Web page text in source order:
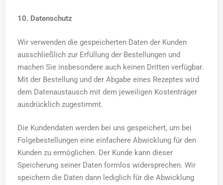
10. Datenschutz
Wir verwenden die gespeicherten Daten der Kunden
ausschließlich zur Erfüllung der Bestellungen und
machen Sie insbesondere auch keinen Dritten verfügbar.
Mit der Bestellung und der Abgabe eines Rezeptes wird
dem Datenaustausch mit dem jeweiligen Kostenträger
ausdrücklich zugestimmt.
Die Kundendaten werden bei uns gespeichert, um bei
Folgebestellungen eine einfachere Abwicklung für den
Kunden zu ermöglichen. Der Kunde kann dieser
Speicherung seiner Daten formlos widersprechen. Wir
speichern die Daten dann lediglich für die Abwicklung